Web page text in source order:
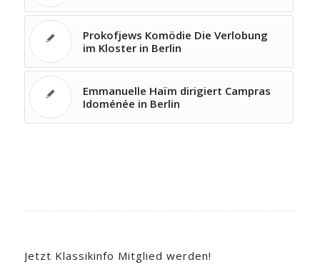
Prokofjews Komödie Die Verlobung
im Kloster in Berlin
Emmanuelle Haïm dirigiert Campras
Idoménée in Berlin
Jetzt Klassikinfo Mitglied werden!